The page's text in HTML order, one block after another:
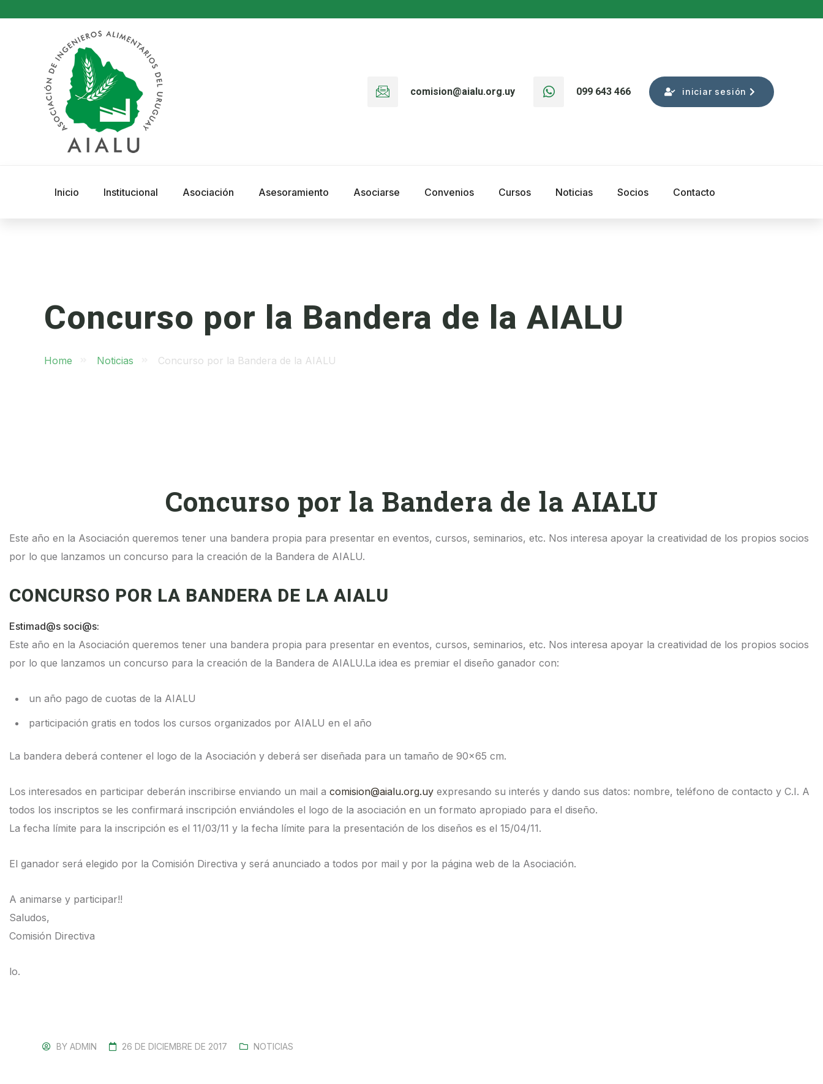
comision@aialu.org.uy 099 643 466 iniciar sesión
Inicio Institucional Asociación Asesoramiento Asociarse Convenios Cursos Noticias Socios Contacto
Concurso por la Bandera de la AIALU
Home Noticias Concurso por la Bandera de la AIALU
Concurso por la Bandera de la AIALU
Este año en la Asociación queremos tener una bandera propia para presentar en eventos, cursos, seminarios, etc. Nos interesa apoyar la creatividad de los propios socios
por lo que lanzamos un concurso para la creación de la Bandera de AIALU.
CONCURSO POR LA BANDERA DE LA AIALU
Estimad@s soci@s:
Este año en la Asociación queremos tener una bandera propia para presentar en eventos, cursos, seminarios, etc. Nos interesa apoyar la creatividad de los propios socios
por lo que lanzamos un concurso para la creación de la Bandera de AIALU.La idea es premiar el diseño ganador con:
un año pago de cuotas de la AIALU
participación gratis en todos los cursos organizados por AIALU en el año
La bandera deberá contener el logo de la Asociación y deberá ser diseñada para un tamaño de 90×65 cm.
Los interesados en participar deberán inscribirse enviando un mail a comision@aialu.org.uy expresando su interés y dando sus datos: nombre, teléfono de contacto y C.I. A
todos los inscriptos se les confirmará inscripción enviándoles el logo de la asociación en un formato apropiado para el diseño.
La fecha límite para la inscripción es el 11/03/11 y la fecha límite para la presentación de los diseños es el 15/04/11.
El ganador será elegido por la Comisión Directiva y será anunciado a todos por mail y por la página web de la Asociación.
A animarse y participar!!
Saludos,
Comisión Directiva
lo.
BY ADMIN 26 DE DICIEMBRE DE 2017 NOTICIAS